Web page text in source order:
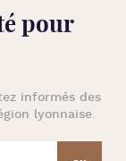
pour
informés des
lyonnaise.